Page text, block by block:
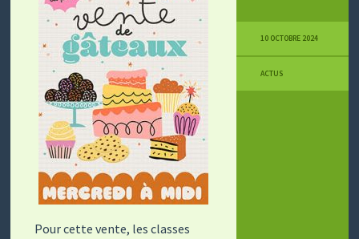
Pour cette vente, les classes
10 OCTOBRE 2024
ACTUS